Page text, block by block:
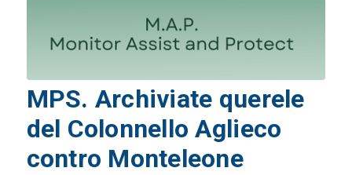
MPS. Archiviate querele
del Colonnello Aglieco
contro Monteleone